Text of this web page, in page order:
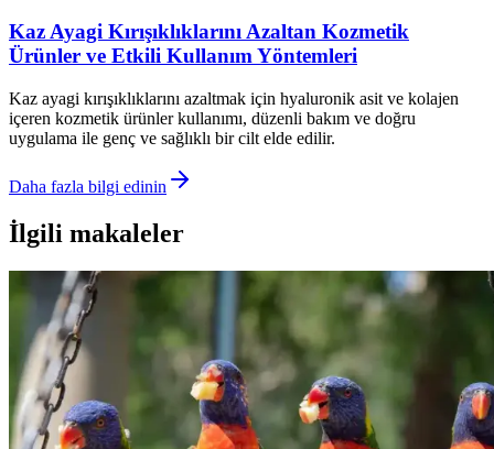
Kaz Ayagi Kırışıklıklarını Azaltan Kozmetik
Ürünler ve Etkili Kullanım Yöntemleri
Kaz ayagi kırışıklıklarını azaltmak için hyaluronik asit ve kolajen
içeren kozmetik ürünler kullanımı, düzenli bakım ve doğru
uygulama ile genç ve sağlıklı bir cilt elde edilir.
Daha fazla bilgi edinin
İlgili makaleler